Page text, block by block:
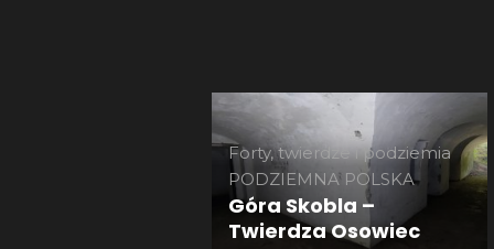
Forty, twierdze i podziemia
PODZIEMNA POLSKA
Góra Skobla –
Twierdza Osowiec